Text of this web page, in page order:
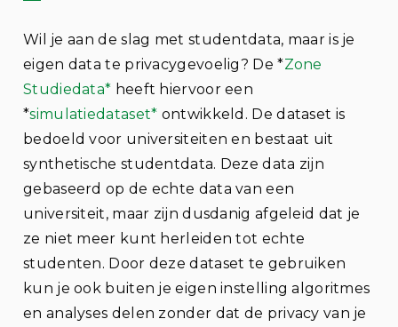
Wil je aan de slag met studentdata, maar is je
eigen data te privacygevoelig? De *Zone
Studiedata* heeft hiervoor een
*simulatiedataset* ontwikkeld. De dataset is
bedoeld voor universiteiten en bestaat uit
synthetische studentdata. Deze data zijn
gebaseerd op de echte data van een
universiteit, maar zijn dusdanig afgeleid dat je
ze niet meer kunt herleiden tot echte
studenten. Door deze dataset te gebruiken
kun je ook buiten je eigen instelling algoritmes
en analyses delen zonder dat de privacy van je